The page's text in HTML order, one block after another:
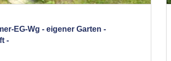
EG-Wg - eigener Garten -
-